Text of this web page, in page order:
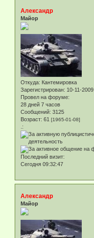
Александр
Майор
Откуда: Кантемировка
Зарегистрирован: 10-11-2009
Провел на форуме:
28 дней 7 часов
Сообщений: 3125
Возраст: 61 [1965-01-08]
.:
Последний визит:
Сегодня 09:32:47
Александр
Майор